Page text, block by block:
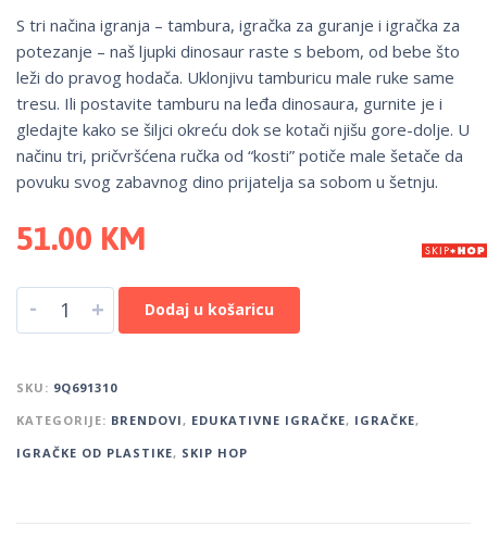
S tri načina igranja – tambura, igračka za guranje i igračka za
potezanje – naš ljupki dinosaur raste s bebom, od bebe što
leži do pravog hodača. Uklonjivu tamburicu male ruke same
tresu. Ili postavite tamburu na leđa dinosaura, gurnite je i
gledajte kako se šiljci okreću dok se kotači njišu gore-dolje. U
načinu tri, pričvršćena ručka od “kosti” potiče male šetače da
povuku svog zabavnog dino prijatelja sa sobom u šetnju.
51.00 KM
- + Dodaj u košaricu
SKU: 9Q691310
KATEGORIJE: BRENDOVI, EDUKATIVNE IGRAČKE, IGRAČKE,
IGRAČKE OD PLASTIKE, SKIP HOP